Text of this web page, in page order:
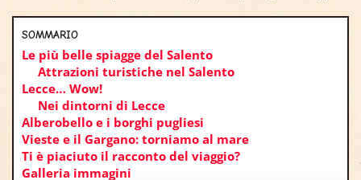
SOMMARIO
Le più belle spiagge del Salento
Attrazioni turistiche nel Salento
Lecce… Wow!
Nei dintorni di Lecce
Alberobello e i borghi pugliesi
Vieste e il Gargano: torniamo al mare
Ti è piaciuto il racconto del viaggio?
Galleria immagini